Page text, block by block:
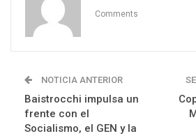
Comments
NOTICIA ANTERIOR
Baistrocchi impulsa un
frente con el
Socialismo, el GEN y la